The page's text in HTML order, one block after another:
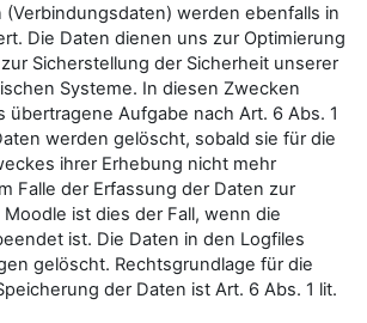
(Verbindungsdaten) werden ebenfalls in
Die Daten dienen uns zur Optimierung
Sicherstellung der Sicherheit unserer
Systeme. In diesen Zwecken
übertragene Aufgabe nach Art. 6 Abs. 1
werden gelöscht, sobald sie für die
ihrer Erhebung nicht mehr
Falle der Erfassung der Daten zur
ist dies der Fall, wenn die
ist. Die Daten in den Logfiles
gelöscht. Rechtsgrundlage für die
der Daten ist Art. 6 Abs. 1 lit.